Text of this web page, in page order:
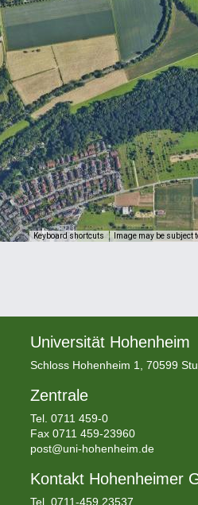
Keyboard shortcuts Image may be subject
Universität Hohenheim
Schloss Hohenheim 1, 70599
Zentrale
Tel.0711 459-0
Fax 0711 459-23960
post@uni-hohenheim.de
Kontakt Hohenheimer
Tel. 0711-459 23537